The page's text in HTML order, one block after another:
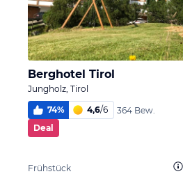
Berghotel Tirol
Jungholz, Tirol
74% 4,6/6
364 Bew.
Deal
Frühstück